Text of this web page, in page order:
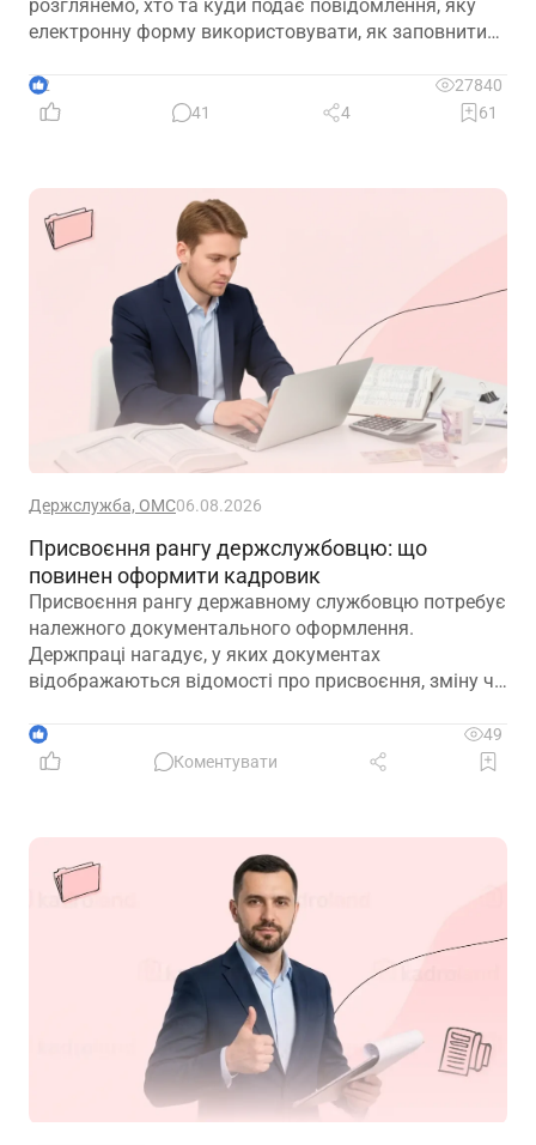
розглянемо, хто та куди подає повідомлення, яку
електронну форму використовувати, як заповнити
несвоєчасного подання
2
27840
41
4 61
Держслужба, ОМС06.08.2026
Присвоєння рангу держслужбовцю: що
повинен оформити кадровик
Присвоєння рангу державному службовцю потребує
належного документального оформлення.
Держпраці нагадує, у яких документах
відображаються відомості про присвоєння, зміну чи
1
49
Коментувати